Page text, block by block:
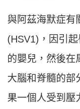
與阿茲海默症有
(HSV1)，因引
的嬰兒，然後在
大腦和脊髓的部
果一個人受到壓